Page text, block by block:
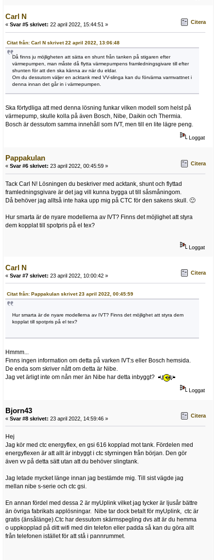
Carl N
« Svar #5 skrivet: 22 april 2022, 15:44:51 » Citera
Citat från: Carl N skrivet 22 april 2022, 13:06:48
Då finns ju möjligheten att sätta en shunt från tanken på stigaren efter
värmepumpen, man måste då flytta värmepumpens framledningsgivare till efter
shunten för att den ska känna av när du eldar.
Om du dessutom väljer en acktank med VV-slinga kan du förvärma varmvattnet i
denna innan det går in i värmepumpen.
Ska förtydliga att med denna lösning funkar vilken modell som helst på
värmepump, skulle kolla på även Bosch, Nibe, Daikin och Thermia.
Bosch är dessutom samma innehåll som IVT, men till en lite lägre peng.
Loggat
Pappakulan
« Svar #6 skrivet: 23 april 2022, 00:45:59 » Citera
Tack Carl N! Lösningen du beskriver med acktank, shunt och flyttad
framledningsgivare är det jag vill kunna bygga ut till såsmåningom.
Då behöver jag alltså inte haka upp mig på CTC för den sakens skull. 🙂
Hur smarta är de nyare modellerna av IVT? Finns det möjlighet att styra
dem kopplat till spotpris på el tex?
Loggat
Carl N
« Svar #7 skrivet: 23 april 2022, 10:00:42 » Citera
Citat från: Pappakulan skrivet 23 april 2022, 00:45:59
Hur smarta är de nyare modellerna av IVT? Finns det möjlighet att styra dem
kopplat till spotpris på el tex?
Hmmm...
Finns ingen information om detta på varken IVT:s eller Bosch hemsida.
De enda som skriver nått om detta är Nibe.
Jag vet ärligt inte om nån mer än Nibe har detta inbyggt?
Loggat
Bjorn43
« Svar #8 skrivet: 23 april 2022, 14:59:46 » Citera
Hej
Jag kör med ctc energyflex, en gsi 616 kopplad mot tank. Fördelen med
energyflexen är att allt är inbyggt i ctc styrningen från början. Den gör
även vv på detta sätt utan att du behöver slingtank.
Jag letade mycket länge innan jag bestämde mig. Till sist vägde jag
mellan nibe s-serie och ctc gsi.
En annan fördel med dessa 2 är myUplink vilket jag tycker är ljusår bättre
än övriga fabrikats applösningar. Nibe tar dock betalt för myUplink, ctc är
gratis (änsålänge).Ctc har dessutom skärmspegling dvs att är du hemma
o uppkopplad på ditt wifi med din telefon eller padda så kan du göra allt
från telefonen istället för att stå i pannrummet.